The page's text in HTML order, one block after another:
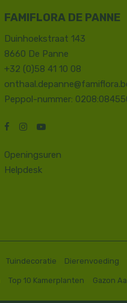
FAMIFLORA DE PANNE
Duinhoekstraat 143
8660 De Panne
+32 (0)58 41 10 08
Peppol-nummer:
Openingsuren
Helpdesk
Tuindecoratie Dierenvoeding
Top 10 Kamerplanten Gazon